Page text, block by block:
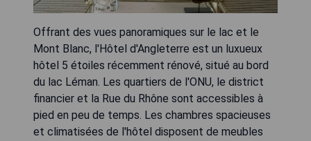
Offrant des vues panoramiques sur le lac et le
Mont Blanc, l'Hôtel d'Angleterre est un luxueux
hôtel 5 étoiles récemment rénové, situé au bord
du lac Léman. Les quartiers de l'ONU, le district
financier et la Rue du Rhône sont accessibles à
pied en peu de temps. Les chambres spacieuses
et climatisées de l'hôtel disposent de meubles